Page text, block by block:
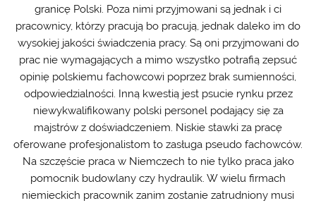
granicę Polski. Poza nimi przyjmowani są jednak i ci
pracownicy, którzy pracują bo pracują, jednak daleko im do
wysokiej jakości świadczenia pracy. Są oni przyjmowani do
prac nie wymagających a mimo wszystko potrafią zepsuć
opinię polskiemu fachowcowi poprzez brak sumienności,
odpowiedzialności. Inną kwestią jest psucie rynku przez
niewykwalifikowany polski personel podający się za
majstrów z doświadczeniem. Niskie stawki za pracę
oferowane profesjonalistom to zasługa pseudo fachowców.
Na szczęście praca w Niemczech to nie tylko praca jako
pomocnik budowlany czy hydraulik. W wielu firmach
niemieckich pracownik zanim zostanie zatrudniony musi